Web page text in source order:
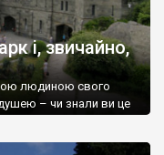
і, звичайно,
людиною свого
– чи знали ви це